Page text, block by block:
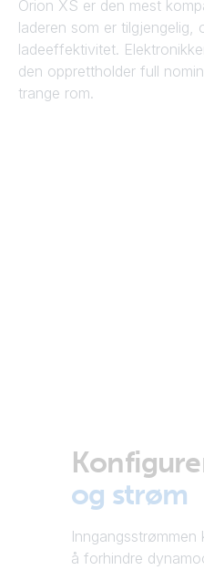
Orion XS er den mest
laderen som er tilgjengelig,
ladeeffektivitet.
den opprettholder full
trange rom.
og strøm
å forhindre